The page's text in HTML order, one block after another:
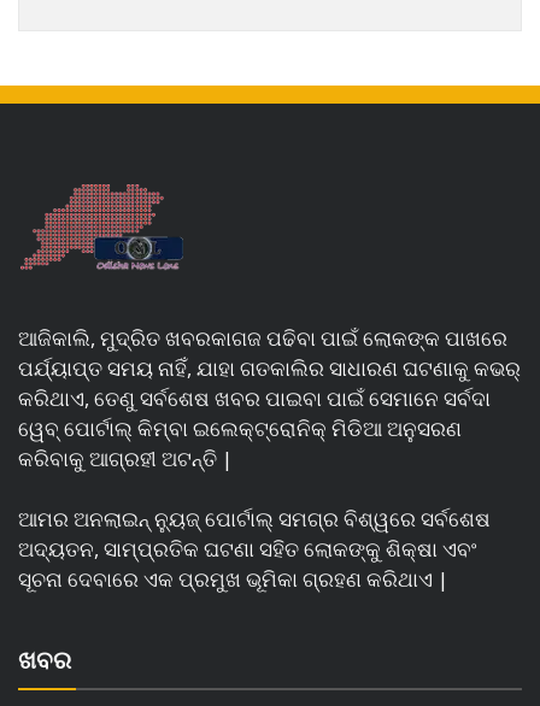
ଆଜିକାଲି, ମୁଦ୍ରିତ ଖବରକାଗଜ ପଢିବା ପାଇଁ ଲୋକଙ୍କ ପାଖରେ
ପର୍ଯ୍ୟାପ୍ତ ସମୟ ନାହିଁ, ଯାହା ଗତକାଲିର ସାଧାରଣ ଘଟଣାକୁ କଭର୍
କରିଥାଏ, ତେଣୁ ସର୍ବଶେଷ ଖବର ପାଇବା ପାଇଁ ସେମାନେ ସର୍ବଦା
ୱେବ୍ ପୋର୍ଟାଲ୍ କିମ୍ବା ଇଲେକ୍ଟ୍ରୋନିକ୍ ମିଡିଆ ଅନୁସରଣ
କରିବାକୁ ଆଗ୍ରହୀ ଅଟନ୍ତି |
ଆମର ଅନଲାଇନ୍ ନ୍ୟୁଜ୍ ପୋର୍ଟାଲ୍ ସମଗ୍ର ବିଶ୍ୱରେ ସର୍ବଶେଷ
ଅଦ୍ୟତନ, ସାମ୍ପ୍ରତିକ ଘଟଣା ସହିତ ଲୋକଙ୍କୁ ଶିକ୍ଷା ଏବଂ
ସୂଚନା ଦେବାରେ ଏକ ପ୍ରମୁଖ ଭୂମିକା ଗ୍ରହଣ କରିଥାଏ |
ଖବର